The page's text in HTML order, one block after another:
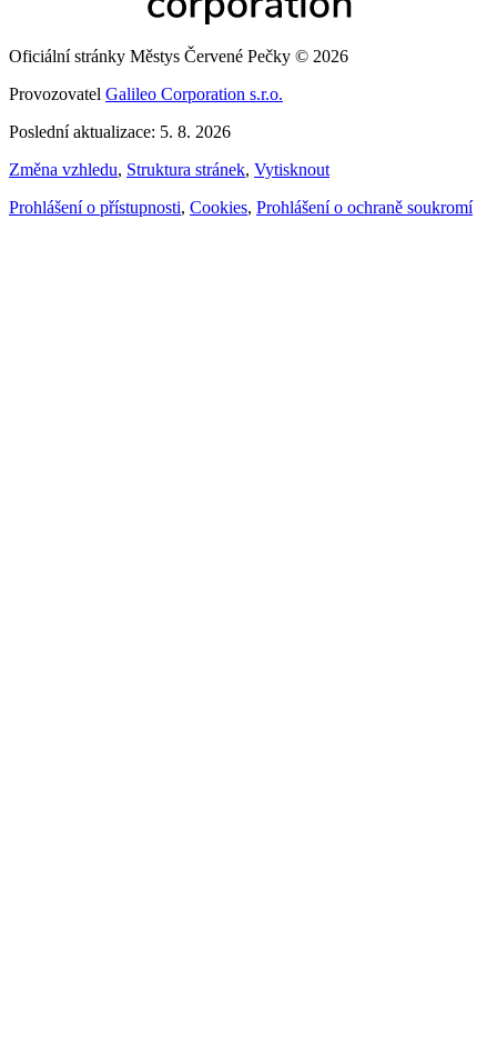
Oficiální stránky Městys Červené Pečky © 2026
Provozovatel Galileo Corporation s.r.o.
Poslední aktualizace: 5. 8. 2026
Změna vzhledu, Struktura stránek, Vytisknout
Prohlášení o přístupnosti, Cookies, Prohlášení o ochraně soukromí